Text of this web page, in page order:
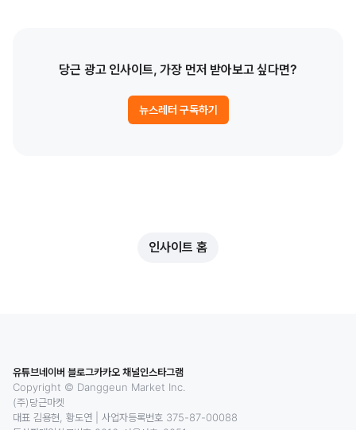
당근 광고 인사이트, 가장 먼저 받아보고 싶다면?
뉴스레터 구독하기
인사이트 홈
유튜브네이버 블로그카카오 채널인스타그램
Copyright © Danggeun Market Inc.
(주)당근마켓
대표 김용현, 황도연
사업자등록번호 375-87-00088